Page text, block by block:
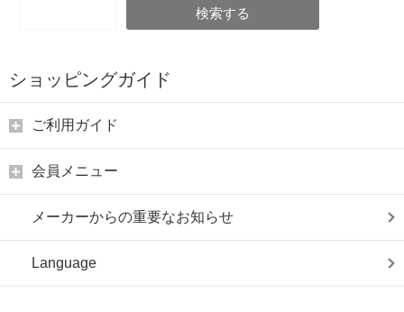
検索する
ショッピングガイド
ご利用ガイド
会員メニュー
メーカーからの重要なお知らせ
Language